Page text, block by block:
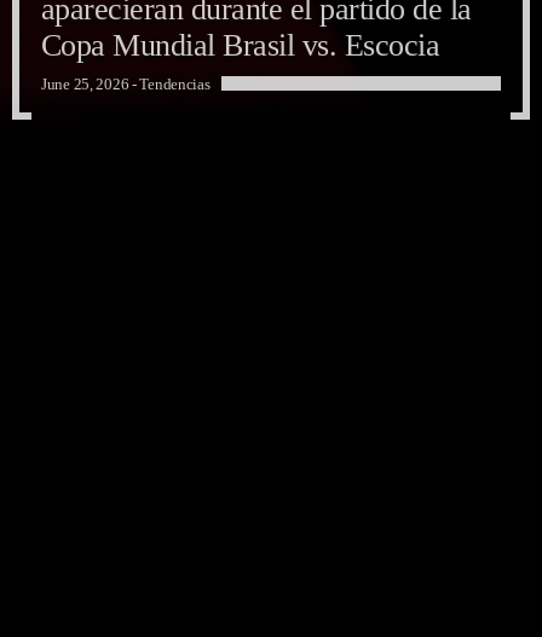
aparecieran durante el partido de la
Copa Mundial Brasil vs. Escocia
aparecieran durante el partido de la
Copa Mundial Brasil vs. Escocia
aparecieran durante el partido de la
Copa Mundial Brasil vs. Escocia
June 25, 2026 -Tendencias